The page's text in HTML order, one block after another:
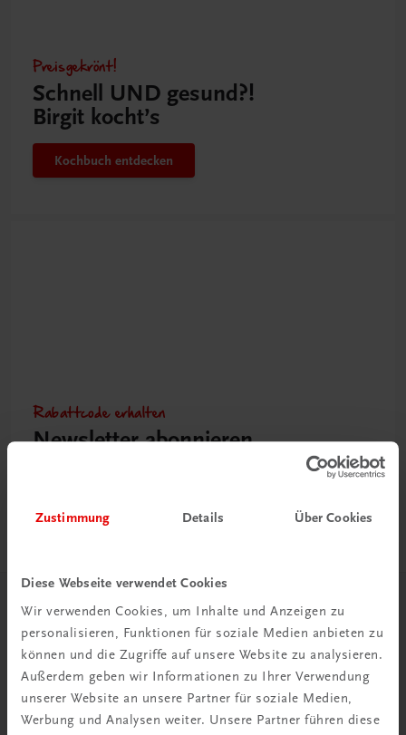
Zustimmung Details Über Cookies
Diese Webseite verwendet Cookies
Wir verwenden Cookies, um Inhalte und Anzeigen zu
personalisieren, Funktionen für soziale Medien anbieten zu
können und die Zugriffe auf unsere Website zu analysieren.
Außerdem geben wir Informationen zu Ihrer Verwendung
unserer Website an unsere Partner für soziale Medien,
Werbung und Analysen weiter. Unsere Partner führen diese
Preisgekrönt!
Schnell UND gesund?!
Birgit kocht’s
Kochbuch entdecken
Rabattcode erhalten
Newsletter abonnieren
Herzlich willkommen bei TRAUNER!